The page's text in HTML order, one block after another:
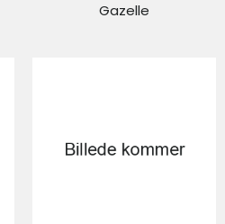
Gazelle